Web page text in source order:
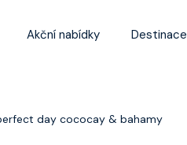
Akční nabídky Destinace
day cococay & bahamy